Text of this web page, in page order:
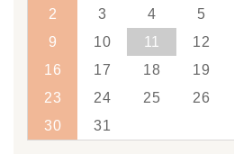
2
3 4 5
9
10 11 12
16
17 18 19
23
24 25 26
30
31